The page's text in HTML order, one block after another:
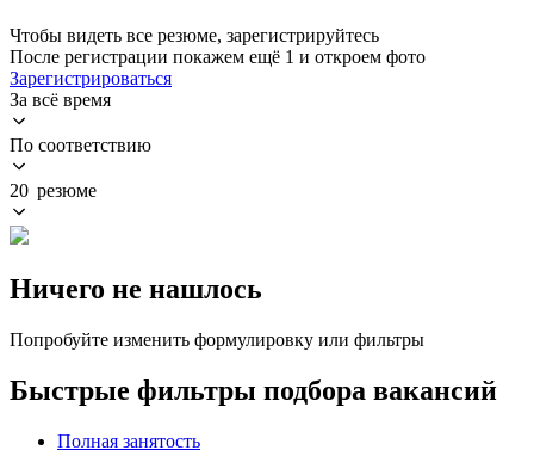
Чтобы видеть все резюме, зарегистрируйтесь
После регистрации покажем ещё 1 и откроем фото
Зарегистрироваться
За всё время
По соответствию
20 резюме
Ничего не нашлось
Попробуйте изменить формулировку или фильтры
Быстрые фильтры подбора вакансий
Полная занятость